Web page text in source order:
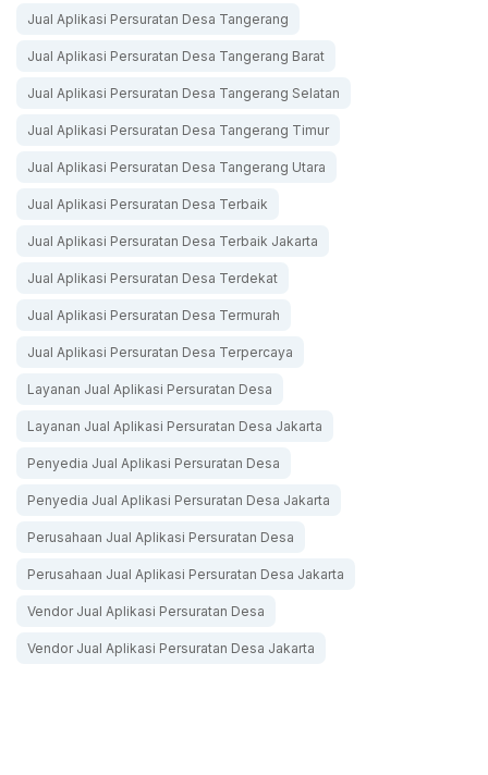
Jual Aplikasi Persuratan Desa Tangerang
Jual Aplikasi Persuratan Desa Tangerang Barat
Jual Aplikasi Persuratan Desa Tangerang Selatan
Jual Aplikasi Persuratan Desa Tangerang Timur
Jual Aplikasi Persuratan Desa Tangerang Utara
Jual Aplikasi Persuratan Desa Terbaik
Jual Aplikasi Persuratan Desa Terbaik Jakarta
Jual Aplikasi Persuratan Desa Terdekat
Jual Aplikasi Persuratan Desa Termurah
Jual Aplikasi Persuratan Desa Terpercaya
Layanan Jual Aplikasi Persuratan Desa
Layanan Jual Aplikasi Persuratan Desa Jakarta
Penyedia Jual Aplikasi Persuratan Desa
Penyedia Jual Aplikasi Persuratan Desa Jakarta
Perusahaan Jual Aplikasi Persuratan Desa
Perusahaan Jual Aplikasi Persuratan Desa Jakarta
Vendor Jual Aplikasi Persuratan Desa
Vendor Jual Aplikasi Persuratan Desa Jakarta